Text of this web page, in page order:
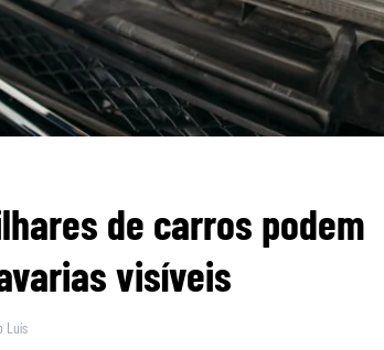
de carros podem
visíveis
Luís